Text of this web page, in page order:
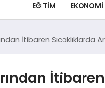
EĞİTİM EKONOMİ
İtibaren Sıcaklıklarda